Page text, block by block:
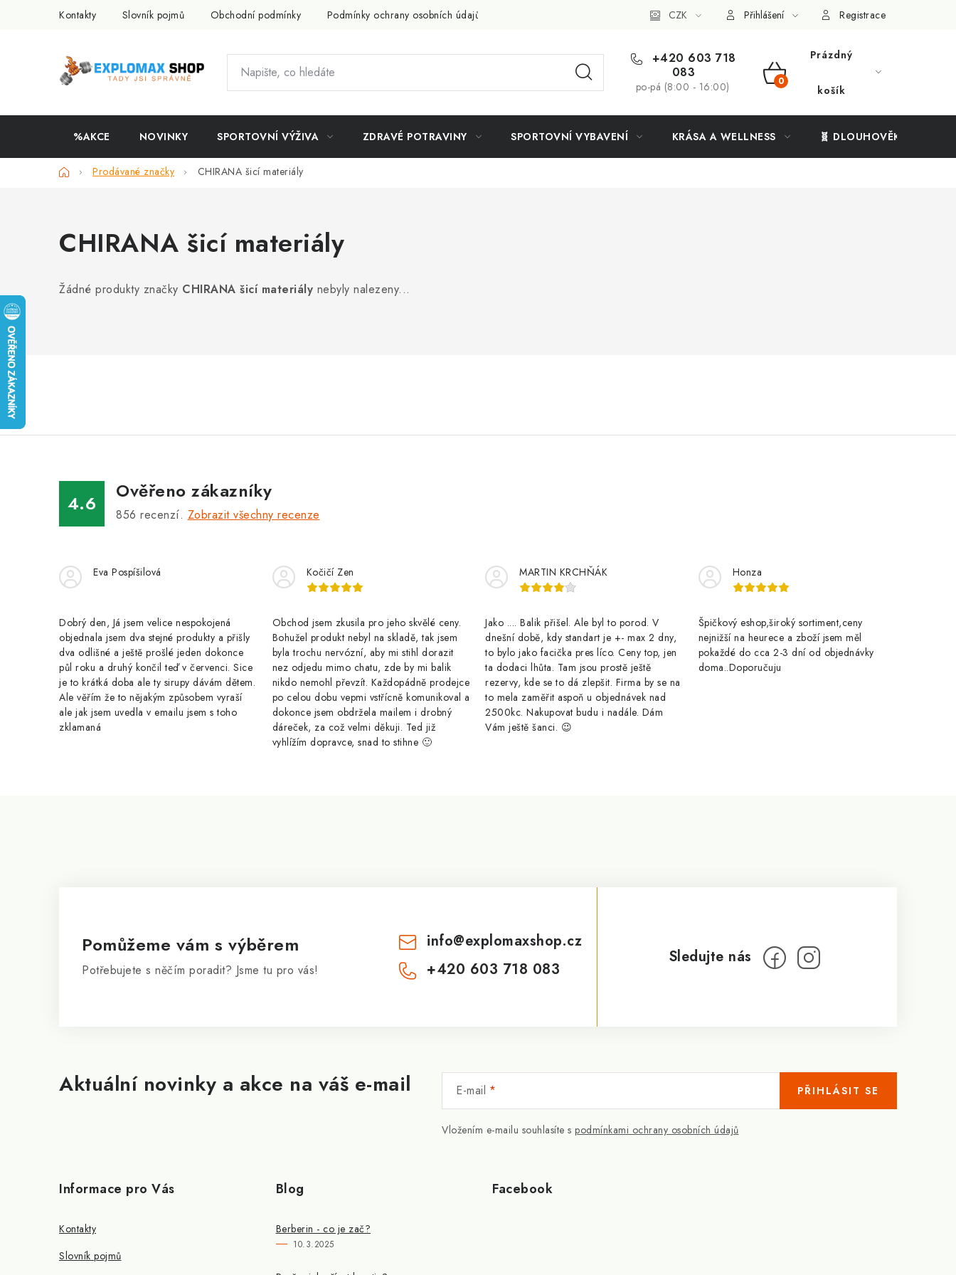
Kontakty Slovník pojmů Obchodní podmínky Podmínky ochrany osobních údajů Slevový systém Vše o nákupu
CZK Přihlášení Registrace
+420 603 718
083
po-pá (8:00 - 16:00)
NÁKUPNÍ
Prázdný
košík
%AKCE NOVINKY SPORTOVNÍ VÝŽIVA ZDRAVÉ POTRAVINY SPORTOVNÍ VYBAVENÍ KRÁSA A WELLNESS 🧬 DLOUHOVĚKOST
DomůProdávané značky CHIRANA šicí materiály
CHIRANA šicí materiály
Žádné produkty značky CHIRANA šicí materiály nebyly nalezeny...
4.6
Ověřeno zákazníky
856 recenzí. Zobrazit všechny recenze
Eva Pospíšilová
Dobrý den, Já jsem velice nespokojená
objednala jsem dva stejné produkty a přišly
dva odlišné a ještě prošlé jeden dokonce
půl roku a druhý končil teď v červenci. Sice
je to krátká doba ale ty sirupy dávám dětem.
Ale věřím že to nějakým způsobem vyraší
ale jak jsem uvedla v emailu jsem s toho
zklamaná
Kočičí Zen
Obchod jsem zkusila pro jeho skvělé ceny.
Bohužel produkt nebyl na skladě, tak jsem
byla trochu nervózní, aby mi stihl dorazit
nez odjedu mimo chatu, zde by mi balik
nikdo nemohl převzít. Každopádně prodejce
po celou dobu vepmi vstřícně komunikoval a
dokonce jsem obdržela mailem i drobný
dáreček, za což velmi děkuji. Ted již
vyhlížím dopravce, snad to stihne 🙂
MARTIN KRCHŇÁK
Jako .... Balik přišel. Ale byl to porod. V
dnešní době, kdy standart je +- max 2 dny,
to bylo jako facička pres líco. Ceny top, jen
ta dodaci lhůta. Tam jsou prostě ještě
rezervy, kde se to dá zlepšit. Firma by se na
to mela zaměřit aspoň u objednávek nad
2500kc. Nakupovat budu i nadále. Dám
Vám ještě šanci. 😉
Honza
Špičkový eshop,široký sortiment,ceny
nejnižší na heurece a zboží jsem měl
pokaždé do cca 2-3 dní od objednávky
doma..Doporučuju
Aktuální novinky a akce na váš e-mail E-mail
Vložením e-mailu souhlasíte s podmínkami ochrany osobních údajů
PŘIHLÁSIT SE
Pomůžeme vám s výběrem
Potřebujete s něčím poradit? Jsme tu pro vás!
info@explomaxshop.cz
+420 603 718 083
Informace pro Vás
Kontakty
Slovník pojmů
Blog
Berberin - co je zač?
10.3.2025
Facebook